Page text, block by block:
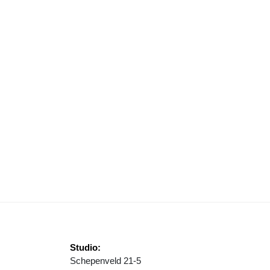
DE VRIES ZIET TOEKOMST IN JOP’S
Studio:
Schepenveld 21-5